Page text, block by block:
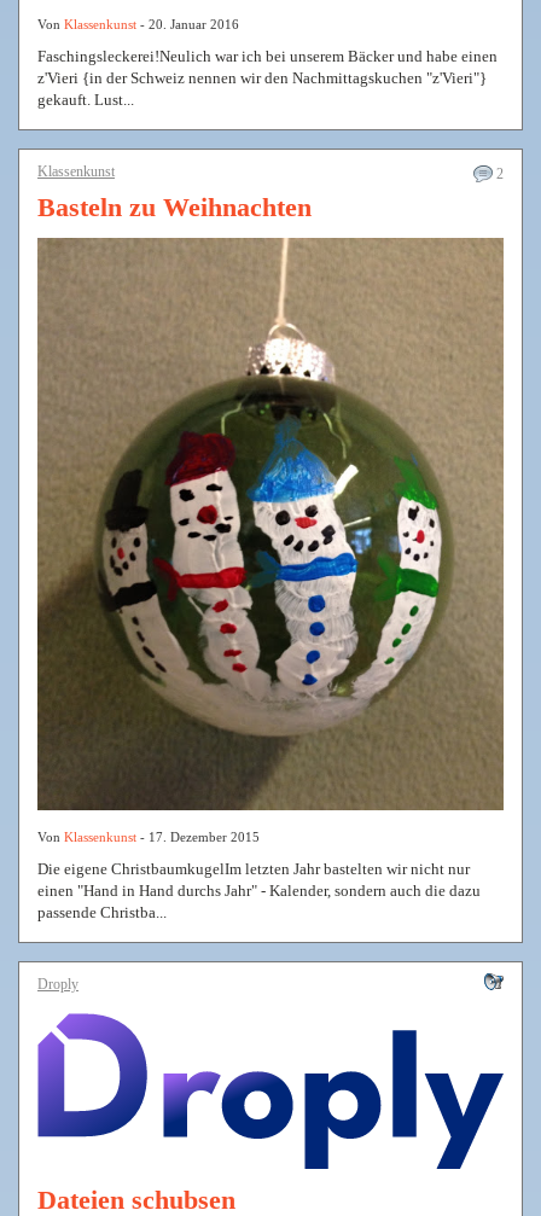
Von Klassenkunst - 20. Januar 2016
Faschingsleckerei!Neulich war ich bei unserem Bäcker und habe einen
z'Vieri {in der Schweiz nennen wir den Nachmittagskuchen "z'Vieri"}
gekauft. Lust...
2
Klassenkunst
Basteln zu Weihnachten
Von Klassenkunst - 17. Dezember 2015
Die eigene ChristbaumkugelIm letzten Jahr bastelten wir nicht nur
einen "Hand in Hand durchs Jahr" - Kalender, sondern auch die dazu
passende Christba...
Droply
Dateien schubsen